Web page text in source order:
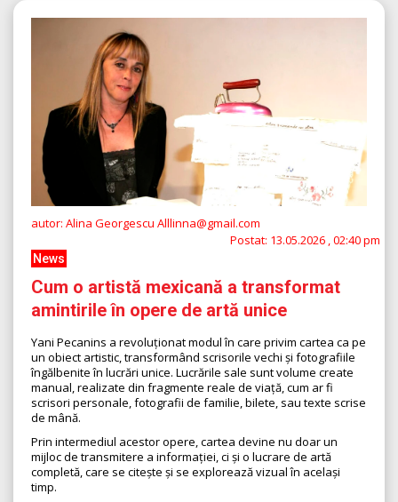
autor: Alina Georgescu Alllinna@gmail.com
Postat: 13.05.2026 , 02:40 pm
News
Cum o artistă mexicană a transformat
amintirile în opere de artă unice
Yani Pecanins a revoluționat modul în care privim cartea ca pe
un obiect artistic, transformând scrisorile vechi și fotografiile
îngălbenite în lucrări unice. Lucrările sale sunt volume create
manual, realizate din fragmente reale de viață, cum ar fi
scrisori personale, fotografii de familie, bilete, sau texte scrise
de mână.
Prin intermediul acestor opere, cartea devine nu doar un
mijloc de transmitere a informației, ci și o lucrare de artă
completă, care se citește și se explorează vizual în același
timp.